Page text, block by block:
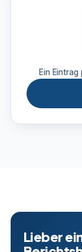
Ein
Lieber